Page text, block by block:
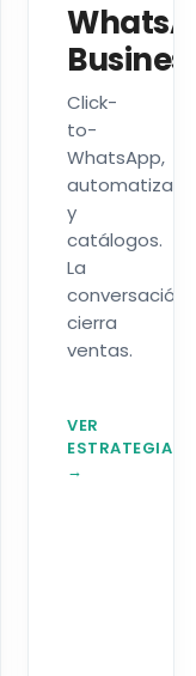
Click-
to-
WhatsApp,
y
catálogos.
La
conversación
cierra
ventas.
VER
ESTRATEGIA
→